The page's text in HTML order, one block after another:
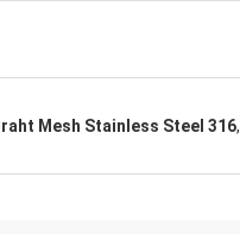
Mesh Stainless Steel 316,